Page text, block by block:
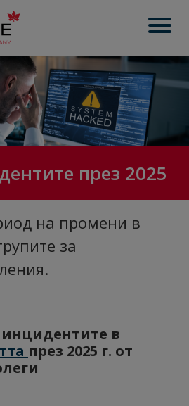
през 2025
на промени в
за
в
през 2025 г. от